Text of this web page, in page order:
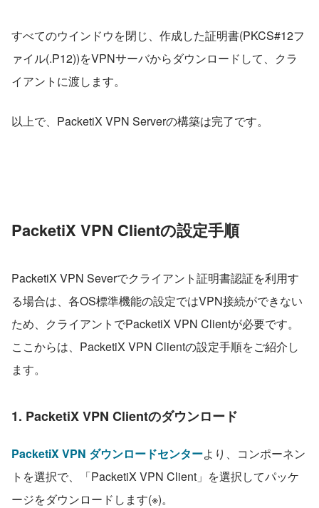
すべてのウインドウを閉じ、作成した証明書(PKCS#12フ
ァイル(.P12))をVPNサーバからダウンロードして、クラ
イアントに渡します。
以上で、PacketiX VPN Serverの構築は完了です。
PacketiX VPN Clientの設定手順
PacketiX VPN Severでクライアント証明書認証を利用す
る場合は、各OS標準機能の設定ではVPN接続ができない
ため、クライアントでPacketiX VPN Clientが必要です。
ここからは、PacketiX VPN Clientの設定手順をご紹介し
ます。
1. PacketiX VPN Clientのダウンロード
PacketiX VPN ダウンロードセンターより、コンポーネン
トを選択で、「PacketiX VPN Client」を選択してパッケ
ージをダウンロードします(※)。